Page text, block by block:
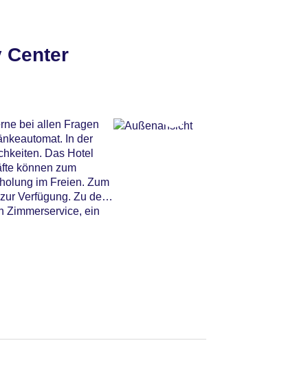
Center
bei allen Fragen
In der
Das Hotel
können zum
im Freien. Zum
Verfügung. Zu den
Zimmerservice, ein